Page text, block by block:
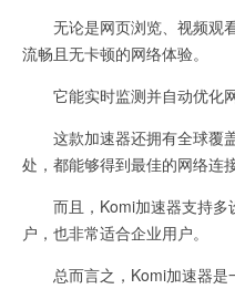
无论是网页浏览、视频观
流畅且无卡顿的网络体验。
它能实时监测并自动优化网
这款加速器还拥有全球覆
处，都能够得到最佳的网络连
而且，Komi加速器支持多
户，也非常适合企业用户。
总而言之，Komi加速器是